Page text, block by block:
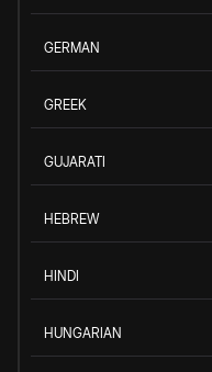
GERMAN
GREEK
GUJARATI
HEBREW
HINDI
HUNGARIAN